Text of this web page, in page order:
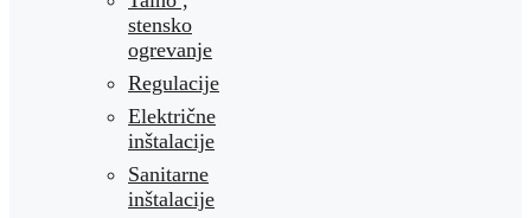
stensko
ogrevanje
Regulacije
Električne
inštalacije
Sanitarne
inštalacije